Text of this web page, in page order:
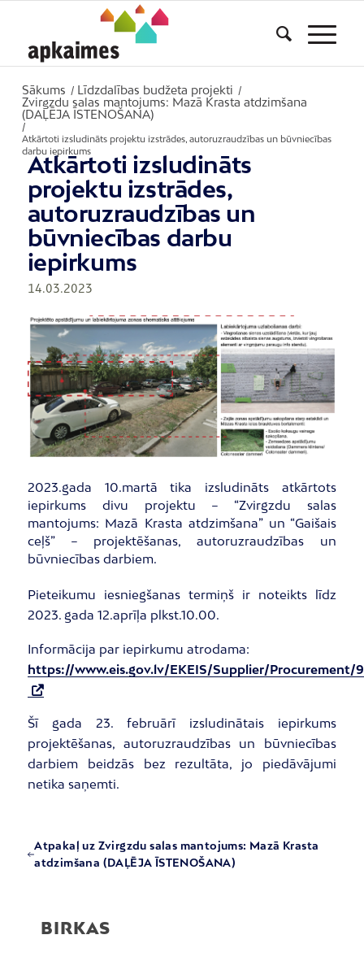
Sākums / Līdzdalības budžeta projekti /
Zvirgzdu salas mantojums: Mazā Krasta atdzimšana
(DAĻĒJA ĪSTENOŠANA)
/
Atkārtoti izsludināts projektu izstrādes, autoruzraudzības un būvniecības
darbu iepirkums
Atkārtoti izsludināts
projektu izstrādes,
autoruzraudzības un
būvniecības darbu
iepirkums
14.03.2023
2023.gada 10.martā tika izsludināts atkārtots
iepirkums divu projektu – “Zvirgzdu salas
mantojums: Mazā Krasta atdzimšana” un “Gaišais
ceļš” – projektēšanas, autoruzraudzības un
būvniecības darbiem.
Pieteikumu iesniegšanas termiņš ir noteikts līdz
2023. gada 12.aprīļa plkst.10.00.
Informācija par iepirkumu atrodama:
https://www.eis.gov.lv/EKEIS/Supplier/Procurement/
Šī gada 23. februārī izsludinātais iepirkums
projektēšanas, autoruzraudzības un būvniecības
darbiem beidzās bez rezultāta, jo piedāvājumi
netika saņemti.
Atpakaļ uz Zvirgzdu salas mantojums: Mazā Krasta
atdzimšana (DAĻĒJA ĪSTENOŠANA)
BIRKAS